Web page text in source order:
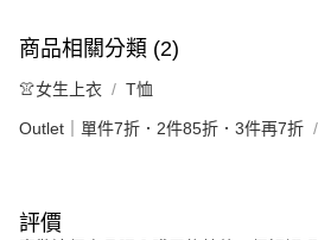
商品相關分類 (2)
👚女生上衣 T恤
Outlet｜單件7折．2件85折．3件再7折
評價